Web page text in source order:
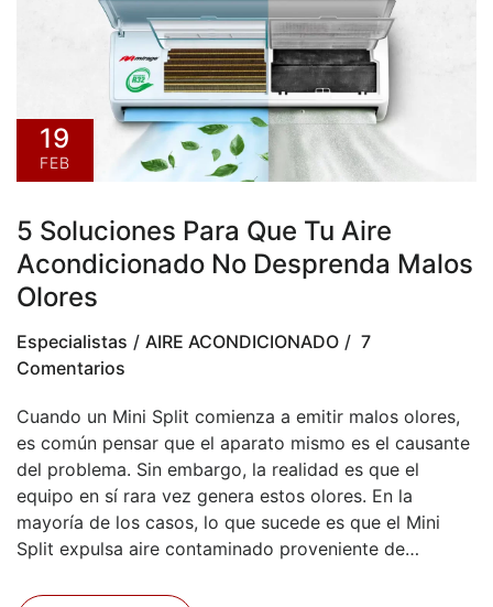
19
FEB
5 Soluciones Para Que Tu Aire
Acondicionado No Desprenda Malos
Olores
Especialistas AIRE ACONDICIONADO
7
Comentarios
Cuando un Mini Split comienza a emitir malos olores,
es común pensar que el aparato mismo es el causante
del problema. Sin embargo, la realidad es que el
equipo en sí rara vez genera estos olores. En la
mayoría de los casos, lo que sucede es que el Mini
Split expulsa aire contaminado proveniente de…